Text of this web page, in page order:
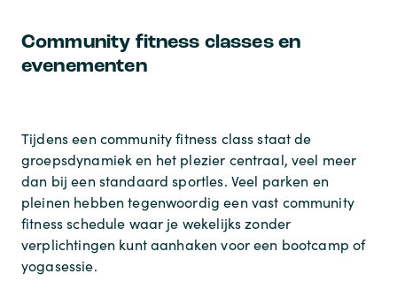
Community fitness classes en
evenementen
Tijdens een community fitness classstaat de
groepsdynamiek en het plezier centraal, veel meer
dan bij een standaard sportles. Veel parken en
pleinen hebben tegenwoordig een vast community
fitness schedule waar je wekelijks zonder
verplichtingen kunt aanhaken voor een bootcamp of
yogasessie.